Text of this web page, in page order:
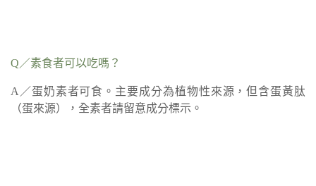
Q／素食者可以吃嗎？
A／蛋奶素者可食。主要成分為植物性來源，但含蛋黃肽
（蛋來源），全素者請留意成分標示。